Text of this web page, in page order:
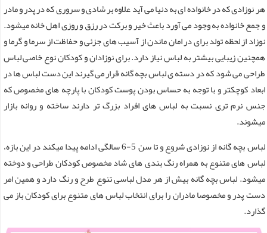
هر نوزادی که در خانواده ای به دنیا می آید علاوه بر شادی و سروری که در پدر و مادر
و جمع خانواده به وجود می آورد باعث خیر و برکت در رزق و روزی اهل خانه میشود.
نوزاد از لحظه تولد برای در امان ماندن از آسیب های جزئی و حفاظت از سرما و گرما و
همچنین زیبایی بیشتر به لباس نیاز دارد. برای نوزادان و کودکان نوع خاصی لباس
طراحی می شود که در دسته ی لباس بچه گانه قرار می گیرند این دست لباس ها در
ابعاد کوچکتر و با توجه به حساس بودن پوست کودکان با پارچه های مخصوص که
جنس نرم تری نسبت به لباس های افراد بزرگ تر دارند ساخته و روانه بازار
میشوند.
لباس بچه گانه از نوزادی شروع و تا سن 5-6 سالگی ادامه پیدا میکند در این بازه،
لباس های متنوع به همراه رنگ بندی های شاد مخصوص کودکان طراحی و دوخته
میشود. لباس بچه گانه بیش از هر مدل لباسی تنوع طرح و رنگ دارد و همین امر
دست پدر و مخصوصا مادران را برای انتخاب لباس های متنوع برای کودکان باز می
گذارد.